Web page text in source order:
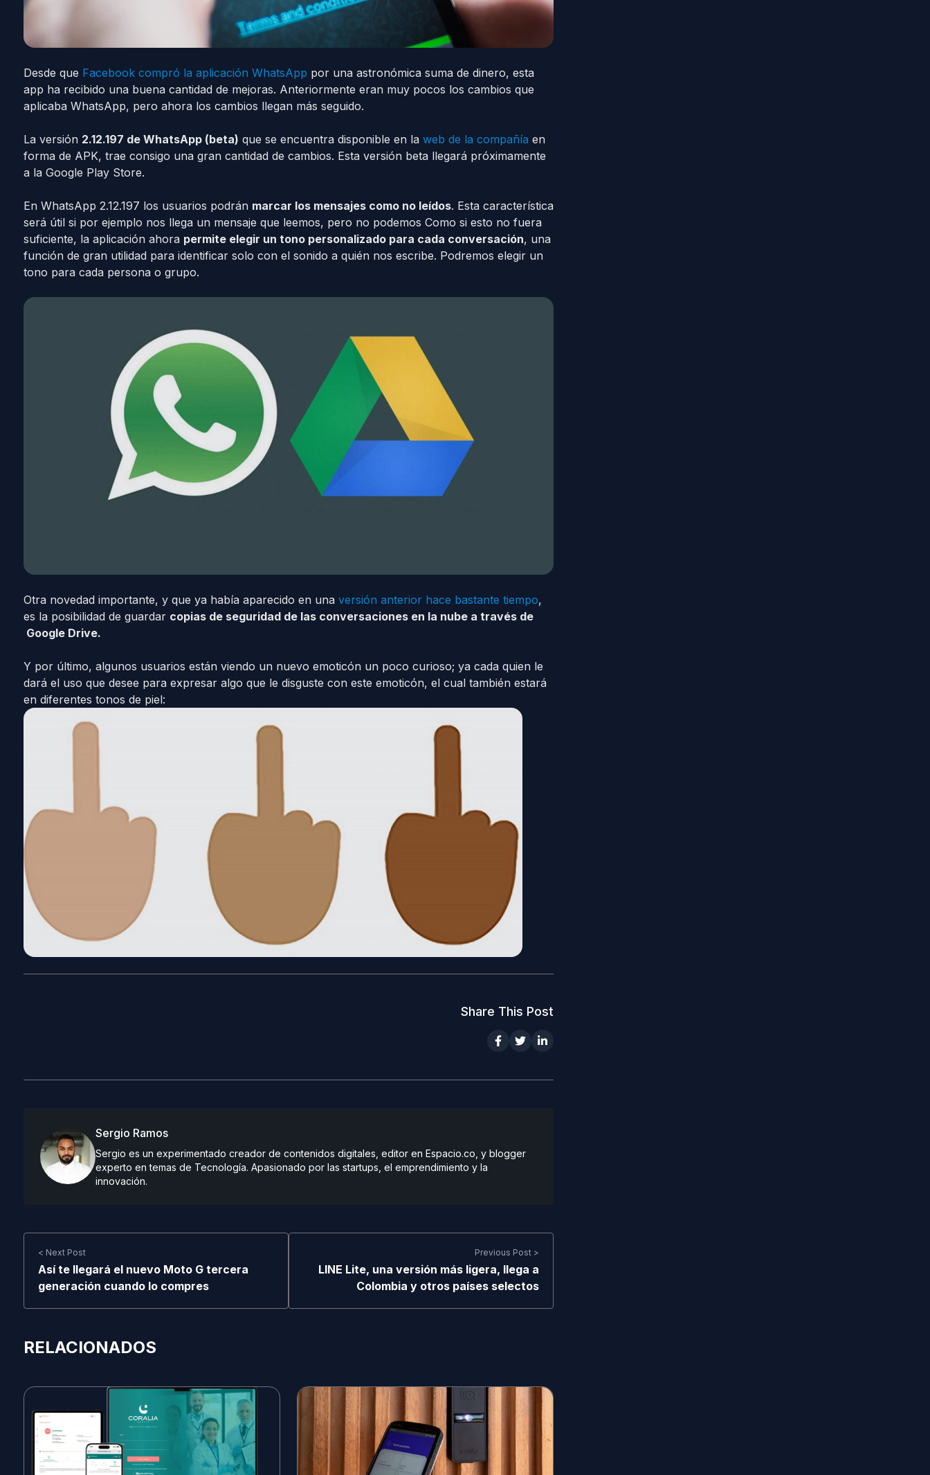
Desde que Facebook compró la aplicación WhatsApp por una astronómica suma de dinero, esta
app ha recibido una buena cantidad de mejoras. Anteriormente eran muy pocos los cambios que
aplicaba WhatsApp, pero ahora los cambios llegan más seguido.
La versión 2.12.197 de WhatsApp (beta) que se encuentra disponible en la web de la compañía en
forma de APK, trae consigo una gran cantidad de cambios. Esta versión beta llegará próximamente
a la Google Play Store.
En WhatsApp 2.12.197 los usuarios podrán marcar los mensajes como no leídos. Esta característica
será útil si por ejemplo nos llega un mensaje que leemos, pero no podemos Como si esto no fuera
suficiente, la aplicación ahora permite elegir un tono personalizado para cada conversación, una
función de gran utilidad para identificar solo con el sonido a quién nos escribe. Podremos elegir un
tono para cada persona o grupo.
Otra novedad importante, y que ya había aparecido en una versión anterior hace bastante tiempo,
es la posibilidad de guardar copias de seguridad de las conversaciones en la nube a través de
Google Drive.
Y por último, algunos usuarios están viendo un nuevo emoticón un poco curioso; ya cada quien le
dará el uso que desee para expresar algo que le disguste con este emoticón, el cual también estará
en diferentes tonos de piel:
Share This Post
Sergio Ramos
Sergio es un experimentado creador de contenidos digitales, editor en Espacio.co, y blogger
experto en temas de Tecnología. Apasionado por las startups, el emprendimiento y la
innovación.
< Next Post
Así te llegará el nuevo Moto G tercera
generación cuando lo compres
Previous Post >
LINE Lite, una versión más ligera, llega a
Colombia y otros países selectos
RELACIONADOS